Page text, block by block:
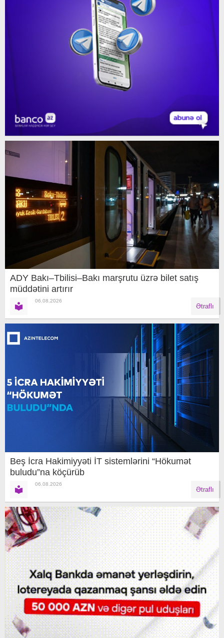
ADY Bakı–Tbilisi–Bakı marşrutu üzrə bilet satış
müddətini artırır
06.08.2026
Ətraflı
Beş İcra Hakimiyyəti İT sistemlərini “Hökumət
buludu”na köçürüb
06.08.2026
Ətraflı